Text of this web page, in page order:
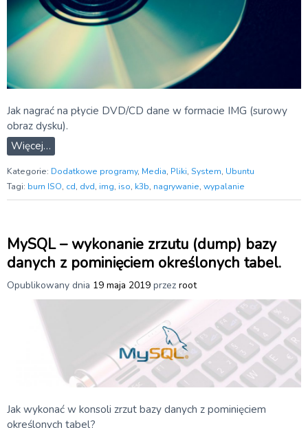
Jak nagrać na płycie DVD/CD dane w formacie IMG (surowy
obraz dysku).
Więcej…
Kategorie: Dodatkowe programy, Media, Pliki, System, Ubuntu
Tagi: burn ISO, cd, dvd, img, iso, k3b, nagrywanie, wypalanie
MySQL – wykonanie zrzutu (dump) bazy
danych z pominięciem określonych tabel.
Opublikowany dnia 19 maja 2019 przez root
Jak wykonać w konsoli zrzut bazy danych z pominięciem
określonych tabel?